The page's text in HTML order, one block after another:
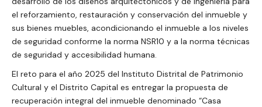
el reforzamiento, restauración y conservación del inmueble y
sus bienes muebles, acondicionando el inmueble a los niveles
de seguridad conforme la norma NSR10 y a la norma técnicas
de seguridad y accesibilidad humana.
El reto para el año 2025 del Instituto Distrital de Patrimonio
Cultural y el Distrito Capital es entregar la propuesta de
recuperación integral del inmueble denominado “Casa